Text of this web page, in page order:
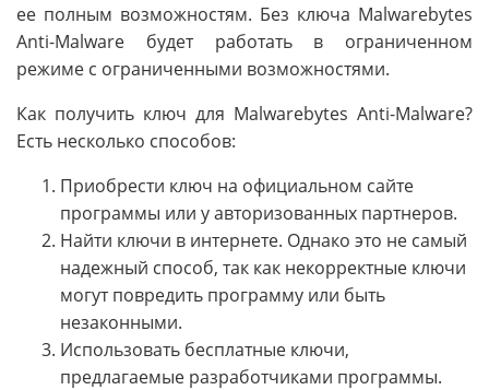
ее полным возможностям. Без ключа Malwarebytes
Anti-Malware будет работать в ограниченном
режиме с ограниченными возможностями.
Как получить ключ для Malwarebytes Anti-Malware?
Есть несколько способов:
Приобрести ключ на официальном сайте
программы или у авторизованных партнеров.
Найти ключи в интернете. Однако это не самый
надежный способ, так как некорректные ключи
могут повредить программу или быть
незаконными.
Использовать бесплатные ключи,
предлагаемые разработчиками программы.